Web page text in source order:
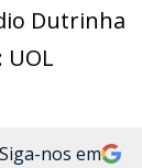
Dutrinha
UOL
Siga-nos em